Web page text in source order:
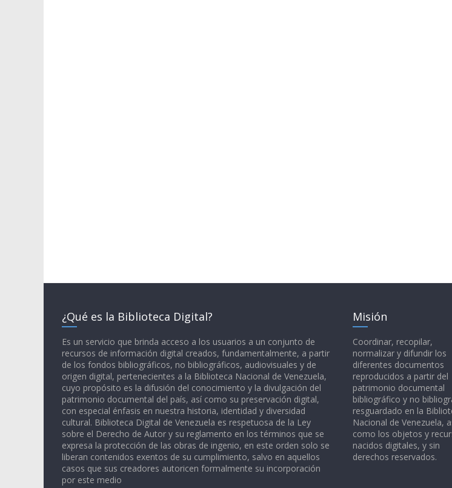
¿Qué es la Biblioteca Digital?
Es un servicio que brinda acceso a los usuarios a un conjunto de
recursos de información digital creados, fundamentalmente, a partir
de los fondos bibliográficos, no bibliográficos, audiovisuales y de
origen digital, pertenecientes a la Biblioteca Nacional de Venezuela,
cuyo propósito es la difusión del conocimiento y la divulgación del
patrimonio documental del país, así como su preservación digital,
con especial énfasis en nuestra historia, identidad y diversidad
cultural. Biblioteca Digital de Venezuela es respetuosa de la Ley
sobre el Derecho de Autor y su reglamento en los términos que se
expresa la protección de las obras de ingenio, en este orden solo se
liberan contenidos exentos de su cumplimiento, salvo en aquellos
casos que sus creadores autoricen formalmente su incorporación
por este medio
Misión
Coordinar, recopilar,
normalizar y difundir los
diferentes documentos
reproducidos a partir del
patrimonio documental
bibliográfico y no
resguardado en la
Nacional de Venezuela,
como los objetos y
nacidos digitales, y sin
derechos reservados.